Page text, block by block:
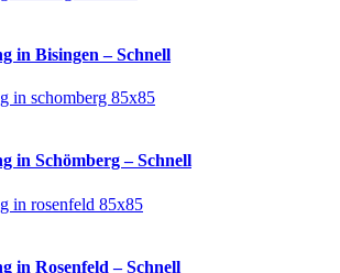
in Bisingen – Schnell
in Schömberg – Schnell
in Rosenfeld – Schnell